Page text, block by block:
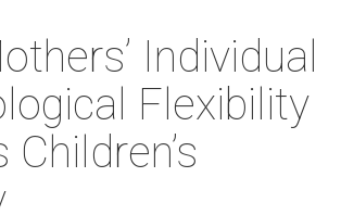
Individual
Flexibility
Children’s